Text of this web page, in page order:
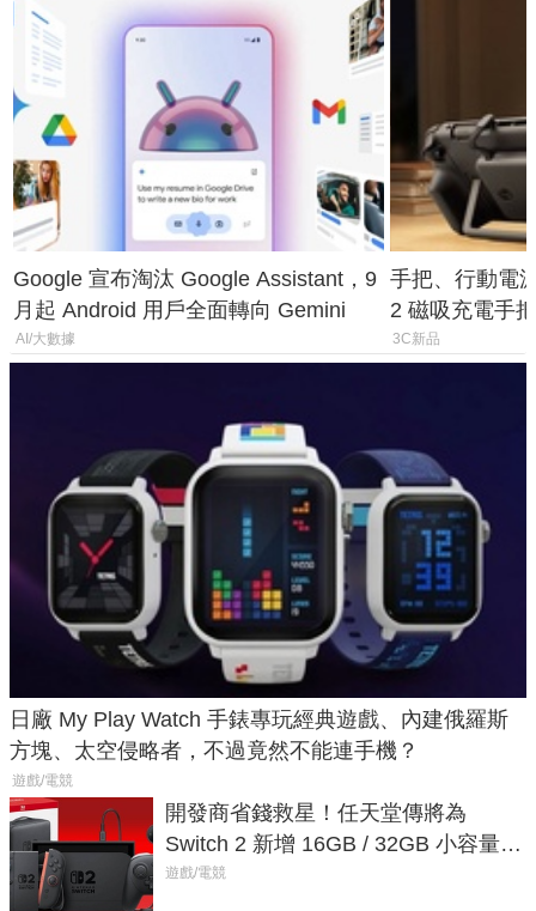
Google 宣布淘汰 Google Assistant，9
月起 Android 用戶全面轉向 Gemini
AI/大數據
手把、行動電
2 磁吸充電手
倍
3C新品
日廠 My Play Watch 手錶專玩經典遊戲、內建俄羅斯
方塊、太空侵略者，不過竟然不能連手機？
遊戲/電競
開發商省錢救星！任天堂傳將為
Switch 2 新增 16GB / 32GB 小容量遊
戲卡的選擇
遊戲/電競